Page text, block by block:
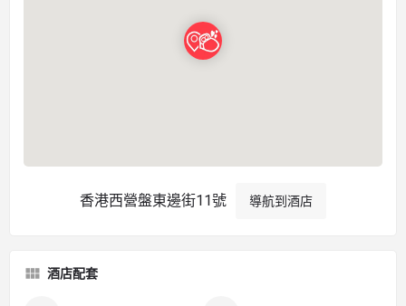
香港西營盤東邊街11號 導航到酒店
酒店配套